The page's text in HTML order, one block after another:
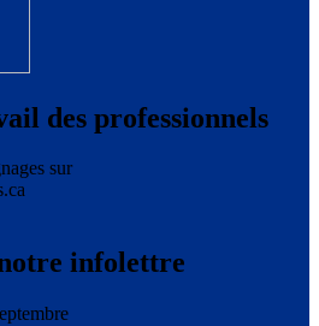
des professionnels
sur
infolettre